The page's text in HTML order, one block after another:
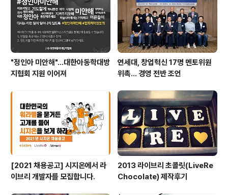
"정인아 미안해"...대한아동학대방
지협회 지원 이어져
연세대, 창업혁신 17명 멘토위원
위촉… 경영 전반 조언
[2021 채용공고] 시지온에서 라
이브리 개발자를 모집합니다.
2013 라이브리 초콜릿(LiveRe
Chocolate) 제작후기